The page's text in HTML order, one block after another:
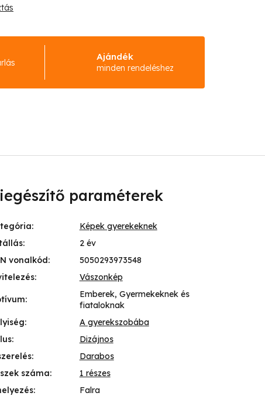
Ajándék
minden rendeléshez
paraméterek
:
Képek gyerekeknek
:
2 év
vonalkód:
5050293973548
: Vászonkép
:
Emberek, Gyermekeknek és
fiataloknak
:
A gyerekszobába
:
Dizájnos
:
Darabos
száma:
1 részes
:
Falra